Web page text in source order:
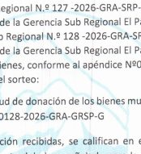
Read More